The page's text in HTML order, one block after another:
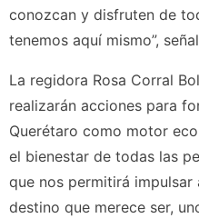
conozcan y disfruten de
tenemos aquí mismo”,
La regidora Rosa Corral
realizarán acciones para
Querétaro como motor
el bienestar de todas las
que nos permitirá impulsar
destino que merece ser,